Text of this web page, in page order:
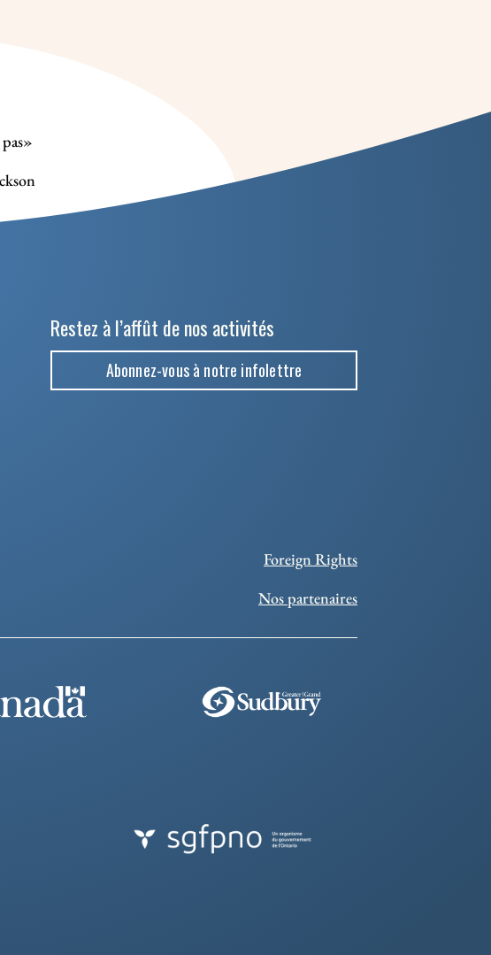
Restez à l’affût de nos activités
Abonnez-vous à notre infolettre
Foreign Rights
Nos partenaires